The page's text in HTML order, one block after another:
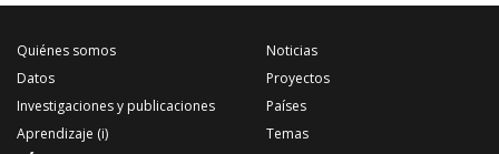
Quiénes somos
Datos
Investigaciones y publicaciones
Aprendizaje (i)
Noticias
Proyectos
Países
Temas